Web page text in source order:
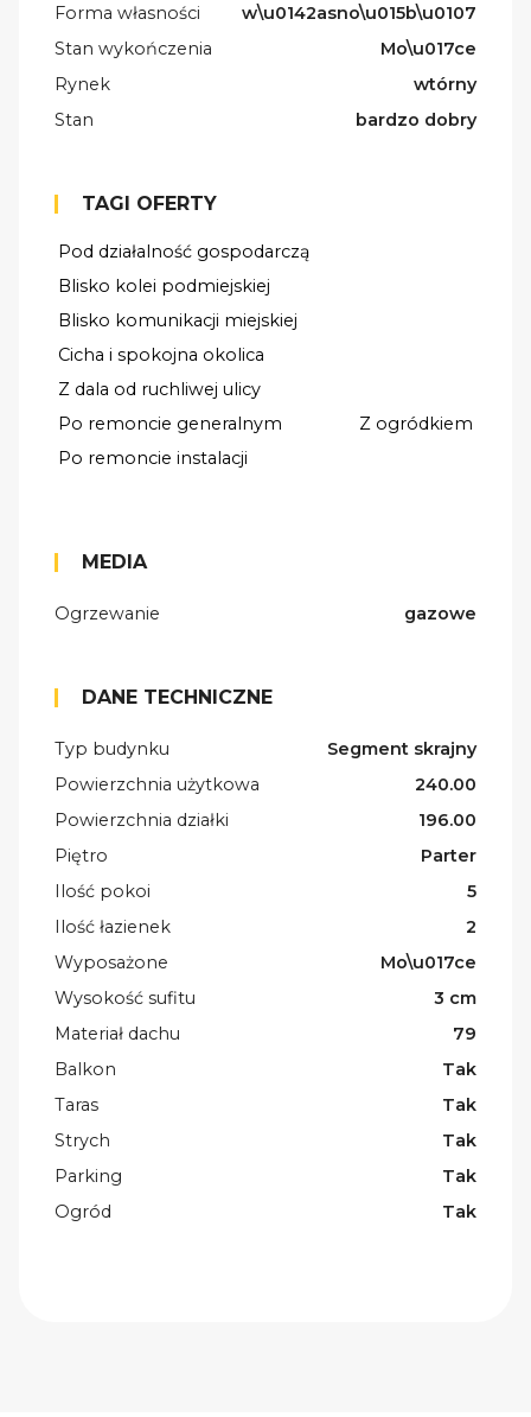
Forma własności
w\u0142asno\u015b\u0107
Stan wykończenia
Mo\u017ce
Rynek
wtórny
Stan
bardzo dobry
TAGI OFERTY
Pod działalność gospodarczą
Blisko kolei podmiejskiej
Blisko komunikacji miejskiej
Cicha i spokojna okolica
Z dala od ruchliwej ulicy
Po remoncie generalnym
Z ogródkiem
Po remoncie instalacji
MEDIA
Ogrzewanie gazowe
DANE TECHNICZNE
Typ budynku
Segment skrajny
Powierzchnia użytkowa
240.00
Powierzchnia działki
196.00
Piętro
Parter
Ilość pokoi
5
Ilość łazienek
2
Wyposażone
Mo\u017ce
Wysokość sufitu
3 cm
Materiał dachu
79
Balkon
Tak
Taras
Tak
Strych
Tak
Parking
Tak
Ogród
Tak